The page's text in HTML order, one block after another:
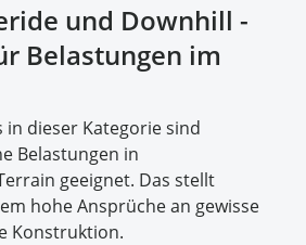
und Downhill -
Belastungen im
in dieser Kategorie sind
Belastungen in
geeignet. Das stellt
hohe Ansprüche an gewisse
Konstruktion.